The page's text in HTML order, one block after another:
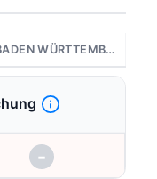
AOK BADEN WÜRTTEMBERG
−